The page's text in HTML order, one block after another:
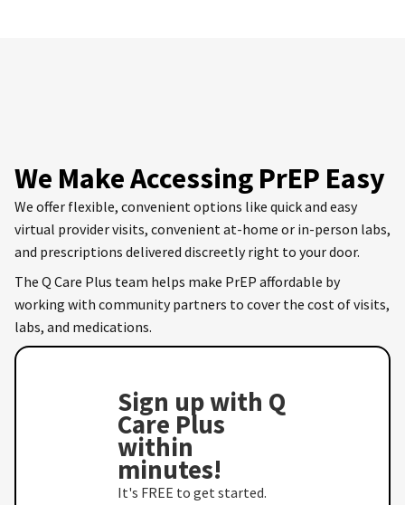
We Make Accessing PrEP Easy
We offer flexible, convenient options like quick and easy
virtual provider visits, convenient at-home or in-person labs,
and prescriptions delivered discreetly right to your door.
The Q Care Plus team helps make PrEP affordable by
working with community partners to cover the cost of visits,
labs, and medications.
Sign up with Q
Care Plus
within
minutes!
It's FREE to get started.